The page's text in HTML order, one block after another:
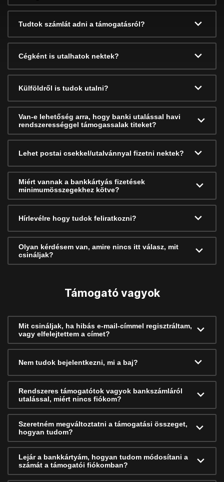
Tudtok számlát adni a támogatásról?
Cégként is utalhatok nektek?
Külföldről is tudok utalni?
Van-e lehetőség arra, hogy banki utalással havi
rendszerességgel támogassalak titeket?
Lehet postai csekkel/utalvánnyal fizetni nektek?
Miért vannak a bankkártyás fizetések
minimumösszegekhez kötve?
Hírlevélre hogy tudok feliratkozni?
Olyan kérdésem van, amire nincs itt válasz, mit
csináljak?
Támogató vagyok
Mit csináljak, ha hibás e-mail-címmel regisztráltam,
vagy elfelejtettem a címet?
Nem tudok bejelentkezni, mi a baj?
Rendszeres támogatótok vagyok bankszámláról
utalással, miért nincs fiókom?
Szeretném megváltoztatni a támogatási összeget,
hogyan tudom?
Lejár a bankkártyám, hogyan tudom módosítani a
számát a támogatói fiókomban?